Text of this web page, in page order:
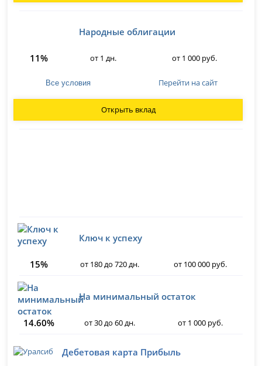
Народные облигации
11% от 1 дн. от 1 000 руб.
Все условия Перейти на сайт
Открыть вклад
Ключ к успеху
15% от 180 до 720 дн. от 100 000 руб.
На минимальный остаток
14.60% от 30 до 60 дн. от 1 000 руб.
Дебетовая карта Прибыль